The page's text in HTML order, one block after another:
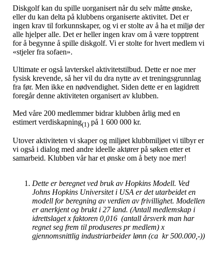
Diskgolf kan du spille uorganisert når du selv måtte ønske,
eller du kan delta på klubbens organiserte aktivitet. Det er
ingen krav til forkunnskaper, og vi er stolte av å ha et miljø der
alle hjelper alle. Det er heller ingen krav om å være topptrent
for å begynne å spille diskgolf. Vi er stolte for hvert medlem vi
«stjeler fra sofaen».
Ultimate er også lavterskel aktivitetstilbud. Dette er noe mer
fysisk krevende, så her vil du dra nytte av et treningsgrunnlag
fra før. Men ikke en nødvendighet. Siden dette er en lagidrett
foregår denne aktiviteten organisert av klubben.
Med våre 200 medlemmer bidrar klubben årlig med en
estimert verdiskapning(1) på 1 600 000 kr.
Utover aktiviteten vi skaper og miljøet klubbmiljøet vi tilbyr er
vi også i dialog med andre ideelle aktører på søken etter et
samarbeid. Klubben vår har et ønske om å bety noe mer!
Dette er beregnet ved bruk av Hopkins Modell. Ved
Johns Hopkins Universitet i USA er det utarbeidet en
modell for beregning av verdien av frivillighet. Modellen
er anerkjent og brukt i 27 land. (Antall medlemskap i
idrettslaget x faktoren 0,016 (antall årsverk man har
regnet seg frem til produseres pr medlem) x
gjennomsnittlig industriarbeider lønn (ca kr 500.000,-))